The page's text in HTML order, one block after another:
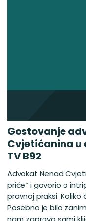
Gostovanje
Cvjetićanina u
TV B92
Advokat Nenad
priče“ i govorio o
pravnoj praksi.
Posebno je bilo
nam zapravo sami